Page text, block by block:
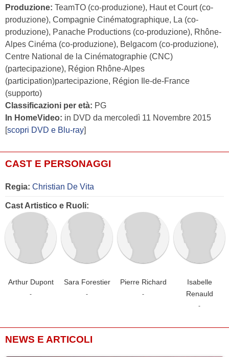
Produzione: TeamTO (co-produzione), Haut et Court (co-
produzione), Compagnie Cinématographique, La (co-
produzione), Panache Productions (co-produzione), Rhône-
Alpes Cinéma (co-produzione), Belgacom (co-produzione),
Centre National de la Cinématographie (CNC)
(partecipazione), Région Rhône-Alpes
(participation)partecipazione, Région Ile-de-France
(supporto)
Classificazioni per età: PG
In HomeVideo: in DVD da mercoledì 11 Novembre 2015
[scopri DVD e Blu-ray]
CAST E PERSONAGGI
Regia: Christian De Vita
Cast Artistico e Ruoli:
Arthur Dupont
-
Sara Forestier
-
Pierre Richard
-
Isabelle
Renauld
-
NEWS E ARTICOLI